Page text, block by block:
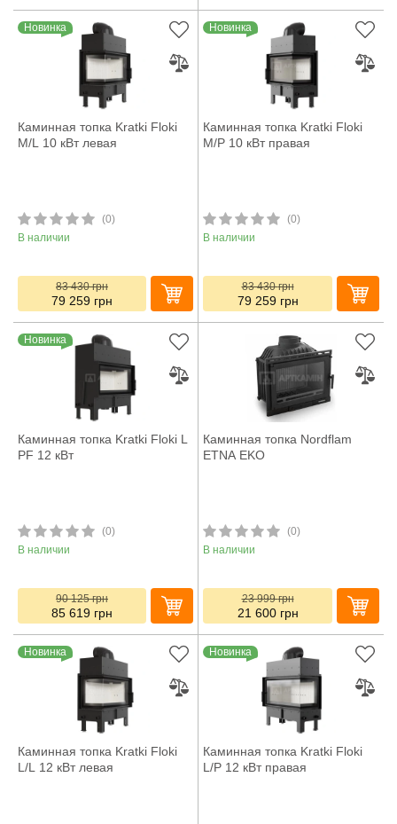
Новинка
Каминная топка Kratki Floki
M/L 10 кВт левая
(0)
В наличии
83 430грн
79 259 грн
Новинка
Каминная топка Kratki Floki
M/P 10 кВт правая
(0)
В наличии
83 430грн
79 259 грн
Новинка
Каминная топка Kratki Floki L
PF 12 кВт
(0)
В наличии
90 125грн
85 619 грн
Каминная топка Nordflam
ETNA EKO
(0)
В наличии
23 999грн
21 600 грн
Новинка
Каминная топка Kratki Floki
L/L 12 кВт левая
Новинка
Каминная топка Kratki Floki
L/P 12 кВт правая